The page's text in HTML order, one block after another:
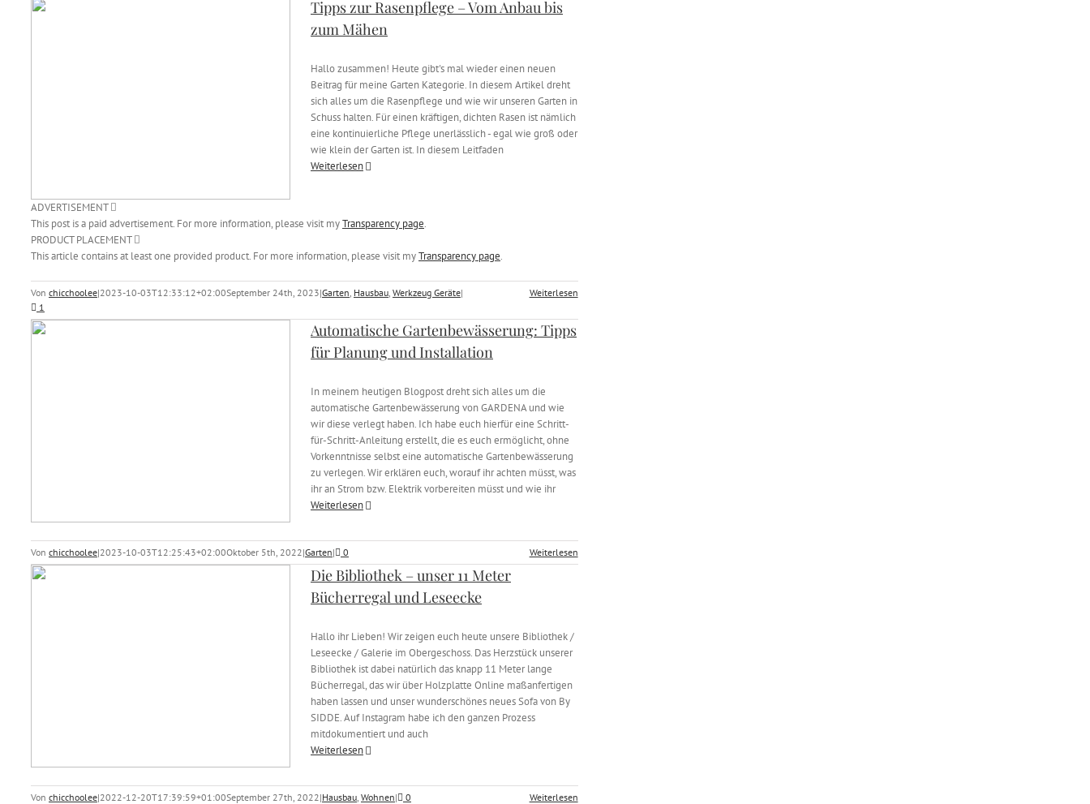
Tipps zur Rasenpflege – Vom Anbau bis
zum Mähen
Hallo zusammen! Heute gibt's mal wieder einen neuen
Beitrag für meine Garten Kategorie. In diesem Artikel dreht
sich alles um die Rasenpflege und wie wir unseren Garten in
Schuss halten. Für einen kräftigen, dichten Rasen ist nämlich
eine kontinuierliche Pflege unerlässlich - egal wie groß oder
wie klein der Garten ist. In diesem Leitfaden
Weiterlesen
ADVERTISEMENT
This post is a paid advertisement. For more information, please visit myTransparency page.
PRODUCT PLACEMENT
This article contains at least one provided product. For more information, please visit myTransparency page.
Von chicchoolee|2023-10-03T12:33:12+02:00September 24th, 2023|Garten, Hausbau, Werkzeug Geräte|
1
Weiterlesen
Automatische Gartenbewässerung: Tipps
für Planung und Installation
In meinem heutigen Blogpost dreht sich alles um die
automatische Gartenbewässerung von GARDENA und wie
wir diese verlegt haben. Ich habe euch hierfür eine Schritt-
für-Schritt-Anleitung erstellt, die es euch ermöglicht, ohne
Vorkenntnisse selbst eine automatische Gartenbewässerung
zu verlegen. Wir erklären euch, worauf ihr achten müsst, was
ihr an Strom bzw. Elektrik vorbereiten müsst und wie ihr
Weiterlesen
Von chicchoolee|2023-10-03T12:25:43+02:00Oktober 5th, 2022|Garten| 0 Weiterlesen
Die Bibliothek – unser 11 Meter
Bücherregal und Leseecke
Hallo ihr Lieben! Wir zeigen euch heute unsere Bibliothek /
Leseecke / Galerie im Obergeschoss. Das Herzstück unserer
Bibliothek ist dabei natürlich das knapp 11 Meter lange
Bücherregal, das wir über Holzplatte Online maßanfertigen
haben lassen und unser wunderschönes neues Sofa von By
SIDDE. Auf Instagram habe ich den ganzen Prozess
mitdokumentiert und auch
Weiterlesen
Von chicchoolee|2022-12-20T17:39:59+01:00September 27th, 2022|Hausbau, Wohnen| 0 Weiterlesen